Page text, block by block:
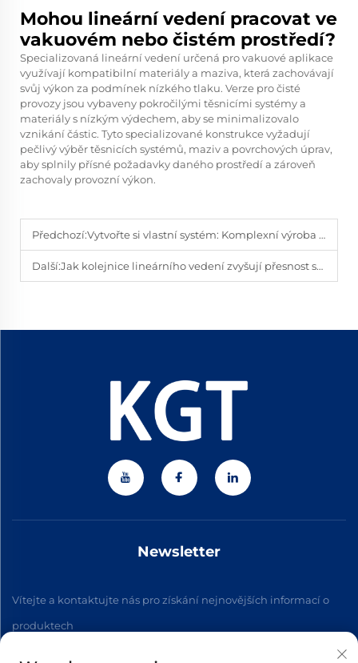
Mohou lineární vedení pracovat ve
vakuovém nebo čistém prostředí?
Specializovaná lineární vedení určená pro vakuové aplikace
využívají kompatibilní materiály a maziva, která zachovávají
svůj výkon za podmínek nízkého tlaku. Verze pro čisté
provozy jsou vybaveny pokročilými těsnicími systémy a
materiály s nízkým výdechem, aby se minimalizovalo
vznikání částic. Tyto specializované konstrukce vyžadují
pečlivý výběr těsnicích systémů, maziv a povrchových úprav,
aby splnily přísné požadavky daného prostředí a zároveň
zachovaly provozní výkon.
Předchozí:Vytvořte si vlastní systém: Komplexní výroba vlastních lineárních vodítek – vyberte materiál, kalení, povrchovou úpravu a vrtání.
Další:Jak kolejnice lineárního vedení zvyšují přesnost stroje?
Newsletter
Vítejte a kontaktujte nás pro získání nejnovějších informací o
produktech